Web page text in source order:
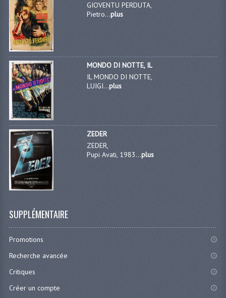
GIOVENTU PERDUTA,
Pietro...plus
MONDO DI NOTTE, IL
IL MONDO DI NOTTE,
LUIGI...plus
ZEDER
ZEDER,
Pupi Avati, 1983...plus
SUPPLÉMENTAIRE
Promotions
Recherche avancée
Critiques
Créer un compte